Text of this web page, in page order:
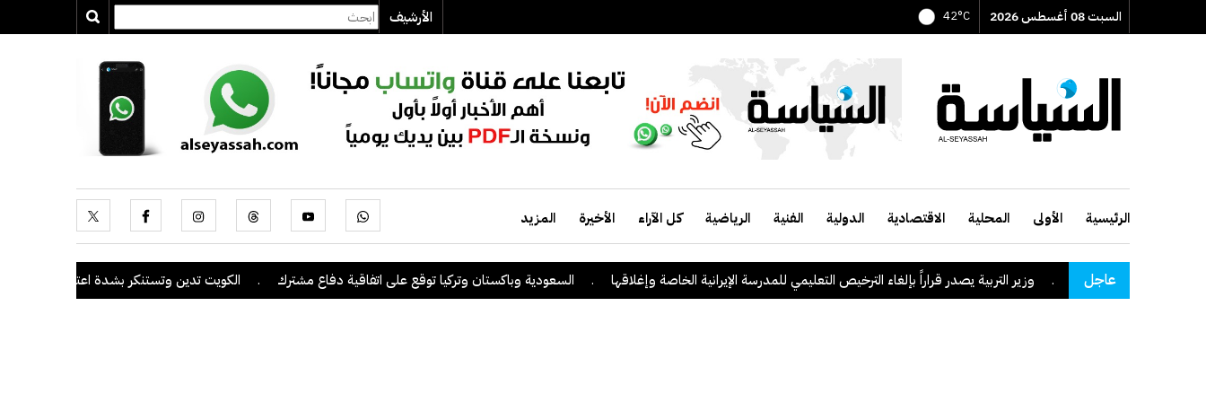
السبت 08 أغسطس 2026 42°C الأرشيف
الرئيسية الأولى المحلية الاقتصادية الدولية الفنية الرياضية كل الآراء الأخيرة المزيد
عاجل وزير التربية يصدر قراراً بإلغاء الترخيص التعليمي للمدرسة الإيرانية الخاصة وإغلاقها . السعودية وباكستان وتركيا توقع على اتفاقية دفاع مشترك . الكويت تدين وتستنكر بشدة اعتداءات ميليشيا